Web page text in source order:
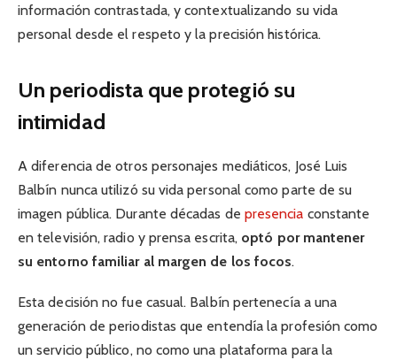
información contrastada, y contextualizando su vida
personal desde el respeto y la precisión histórica.
Un periodista que protegió su
intimidad
A diferencia de otros personajes mediáticos, José Luis
Balbín nunca utilizó su vida personal como parte de su
imagen pública. Durante décadas de presencia constante
en televisión, radio y prensa escrita, optó por mantener
su entorno familiar al margen de los focos.
Esta decisión no fue casual. Balbín pertenecía a una
generación de periodistas que entendía la profesión como
un servicio público, no como una plataforma para la